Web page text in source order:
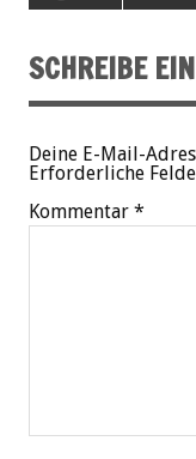
SCHREIBE
Deine E-Mail-
Erforderliche
Kommentar *